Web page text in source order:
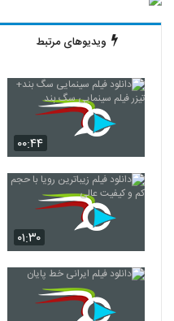
ویدیوهای مرتبط
۰۰:۴۴
۰۱:۳۰